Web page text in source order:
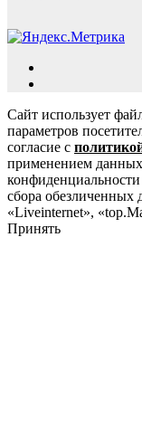
Сайт использует
параметров
согласие с
применением
сбора
«Liveinternet»,
Принять